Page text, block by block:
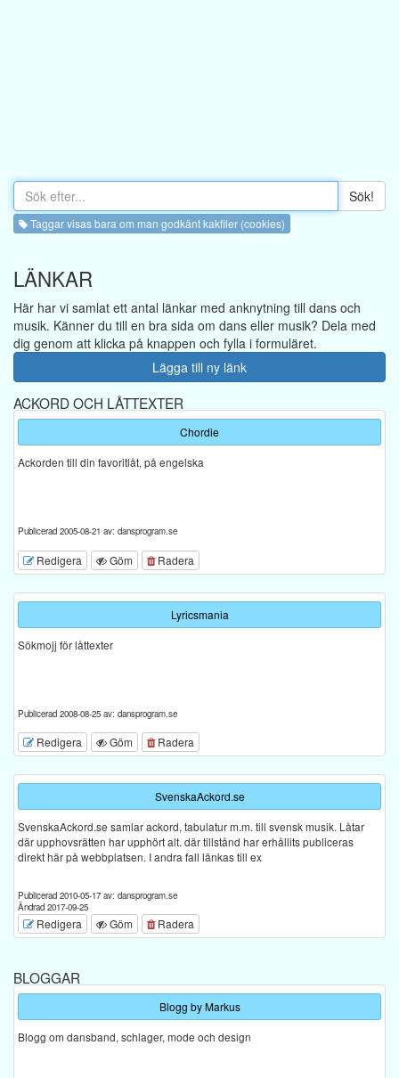
Sök!
Taggar visas bara om man godkänt kakfiler (cookies)
LÄNKAR
Här har vi samlat ett antal länkar med anknytning till dans och
musik. Känner du till en bra sida om dans eller musik? Dela med
dig genom att klicka på knappen och fylla i formuläret.
Lägga till ny länk
ACKORD OCH LÅTTEXTER
Chordie
Ackorden till din favoritlåt, på engelska
Publicerad 2005-08-21 av: dansprogram.se
Redigera Göm Radera
Lyricsmania
Sökmojj för låttexter
Publicerad 2008-08-25 av: dansprogram.se
Redigera Göm Radera
SvenskaAckord.se
SvenskaAckord.se samlar ackord, tabulatur m.m. till svensk musik. Låtar
där upphovsrätten har upphört alt. där tillstånd har erhållits publiceras
direkt här på webbplatsen. I andra fall länkas till ex
Publicerad 2010-05-17 av: dansprogram.se
Ändrad 2017-09-25
Redigera Göm Radera
BLOGGAR
Blogg by Markus
Blogg om dansband, schlager, mode och design